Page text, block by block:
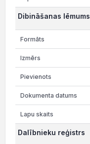
Dibināšanas lēmums
Dalībnieku reģistrs